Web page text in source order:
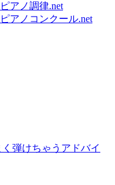
アノ調律.net
アノコンクール.net
弾けちゃうアドバイ